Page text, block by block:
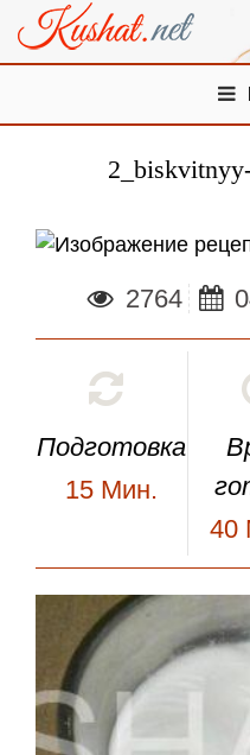
2764
Подготовка
15 Мин.
40